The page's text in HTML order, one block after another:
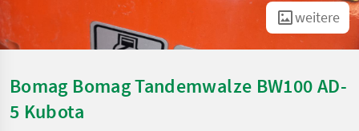
weitere
Bomag Bomag Tandemwalze BW100 AD-
5 Kubota